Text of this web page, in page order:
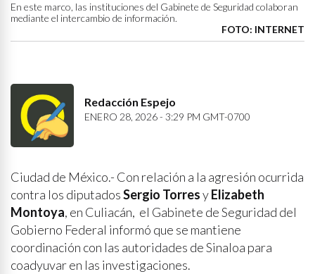
En este marco, las instituciones del Gabinete de Seguridad colaboran
mediante el intercambio de información.
FOTO: INTERNET
Redacción Espejo
ENERO 28, 2026 - 3:29 PM GMT-0700
Ciudad de México.- Con relación a la agresión ocurrida
contra los diputadosSergio TorresyElizabeth
Montoya, en Culiacán, el Gabinete de Seguridad del
Gobierno Federal informó que se mantiene
coordinación con las autoridades de Sinaloa para
coadyuvar en las investigaciones.